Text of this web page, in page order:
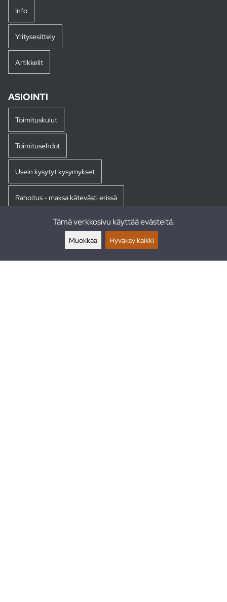
Info
Yritysesittely
Artikkelit
ASIOINTI
Toimituskulut
Toimitusehdot
Usein kysytyt kysymykset
Rahoitus - maksa kätevästi erissä
Tämä verkkosivu käyttää evästeitä.
Muokkaa Hyväksy kaikki